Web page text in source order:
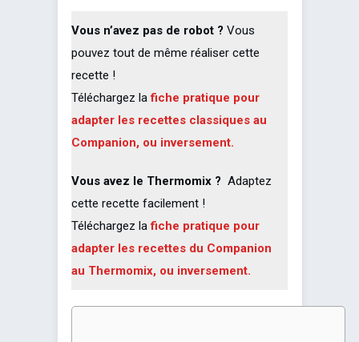
Vous n’avez pas de robot ? Vous
pouvez tout de même réaliser cette
recette !
Téléchargez lafiche pratique pour
adapter les recettes classiques au
Companion, ou inversement.
Vous avez le Thermomix ? Adaptez
cette recette facilement !
Téléchargez lafiche pratique pour
adapter les recettes du Companion
au Thermomix, ou inversement.